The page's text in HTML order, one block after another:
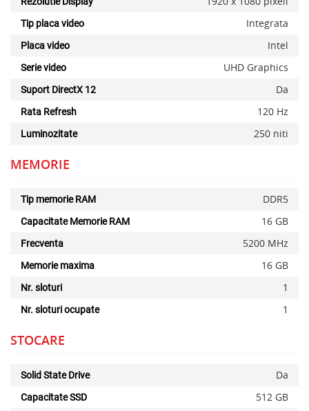
Tip placa video Integrata
Placa video Intel
Serie video UHD Graphics
Suport DirectX 12 Da
Rata Refresh 120 Hz
Luminozitate 250 niti
MEMORIE
Tip memorie RAM DDR5
Capacitate Memorie RAM 16 GB
Frecventa 5200 MHz
Memorie maxima 16 GB
Nr. sloturi 1
Nr. sloturi ocupate 1
STOCARE
Solid State Drive Da
Capacitate SSD 512 GB